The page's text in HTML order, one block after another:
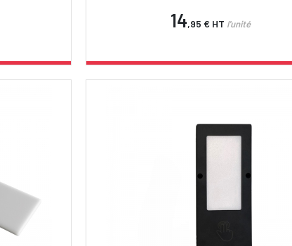
14,95 € HT l'unité